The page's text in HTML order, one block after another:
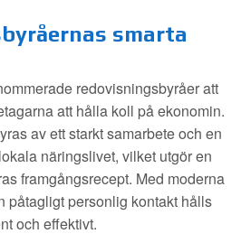
smarta
redovisningsbyråer att
att hålla koll på ekonomin.
av ett starkt samarbete och en
näringslivet, vilket utgör en
framgångsrecept. Med moderna
påtagligt personlig kontakt hålls
och effektivt.